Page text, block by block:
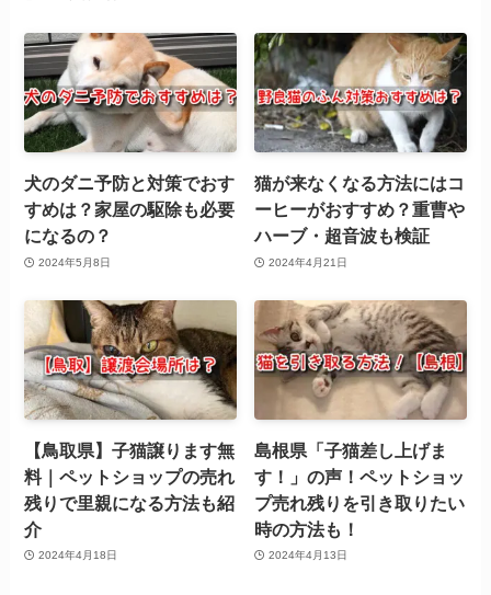
犬のダニ予防と対策でおす
すめは？家屋の駆除も必要
になるの？
2024年5月8日
猫が来なくなる方法にはコ
ーヒーがおすすめ？重曹や
ハーブ・超音波も検証
2024年4月21日
【鳥取県】子猫譲ります無
料｜ペットショップの売れ
残りで里親になる方法も紹
介
2024年4月18日
島根県「子猫差し上げま
す！」の声！ペットショッ
プ売れ残りを引き取りたい
時の方法も！
2024年4月13日